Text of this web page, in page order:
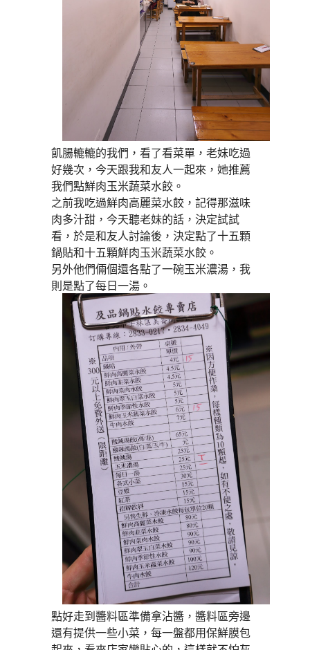
飢腸轆轆的我們，看了看菜單，老妹吃過
好幾次，今天跟我和友人一起來，她推薦
我們點鮮肉玉米蔬菜水餃。
之前我吃過鮮肉高麗菜水餃，記得那滋味
肉多汁甜，今天聽老妹的話，決定試試
看，於是和友人討論後，決定點了十五顆
鍋貼和十五顆鮮肉玉米蔬菜水餃。
另外他們倆個還各點了一碗玉米濃湯，我
則是點了每日一湯。
點好走到醬料區準備拿沾醬，醬料區旁邊
還有提供一些小菜，每一盤都用保鮮膜包